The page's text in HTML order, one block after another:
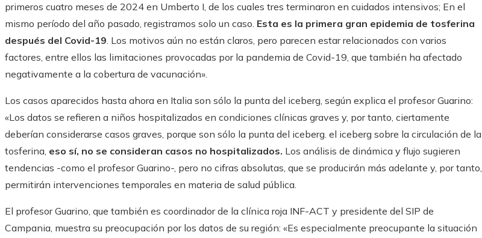
primeros cuatro meses de 2024 en Umberto I, de los cuales tres terminaron en cuidados intensivos; En el
mismo período del año pasado, registramos solo un caso. Esta es la primera gran epidemia de tosferina
después del Covid-19. Los motivos aún no están claros, pero parecen estar relacionados con varios
factores, entre ellos las limitaciones provocadas por la pandemia de Covid-19, que también ha afectado
negativamente a la cobertura de vacunación».
Los casos aparecidos hasta ahora en Italia son sólo la punta del iceberg, según explica el profesor Guarino:
«Los datos se refieren a niños hospitalizados en condiciones clínicas graves y, por tanto, ciertamente
deberían considerarse casos graves, porque son sólo la punta del iceberg. el iceberg sobre la circulación de la
tosferina, eso sí, no se consideran casos no hospitalizados. Los análisis de dinámica y flujo sugieren
tendencias -como el profesor Guarino-, pero no cifras absolutas, que se producirán más adelante y, por tanto,
permitirán intervenciones temporales en materia de salud pública.
El profesor Guarino, que también es coordinador de la clínica roja INF-ACT y presidente del SIP de
Campania, muestra su preocupación por los datos de su región: «Es especialmente preocupante la situación